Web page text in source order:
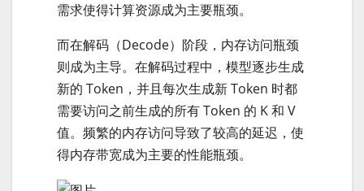
需求使得计算资源成为主要瓶颈。
而在解码（Decode）阶段，内存访问瓶颈
则成为主导。在解码过程中，模型逐步生成
新的 Token，并且每次生成新 Token 时都
需要访问之前生成的所有 Token 的 K 和 V
值。频繁的内存访问导致了较高的延迟，使
得内存带宽成为主要的性能瓶颈。